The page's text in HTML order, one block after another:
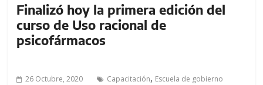
Finalizó hoy la primera edición del
curso de Uso racional de
psicofármacos
26 Octubre, 2020 Capacitación, Escuela de gobierno